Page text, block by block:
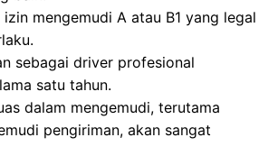
mengemudi A atau B1 yang legal
sebagai driver profesional
satu tahun.
dalam mengemudi, terutama
pengiriman, akan sangat